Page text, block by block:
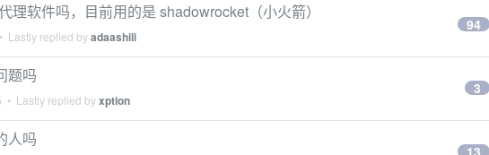
理软件吗，目前用的是 shadowrocket（小火箭）
• Lastly replied byadaashili
94
题吗
• Lastly replied byxption
3
人吗
13